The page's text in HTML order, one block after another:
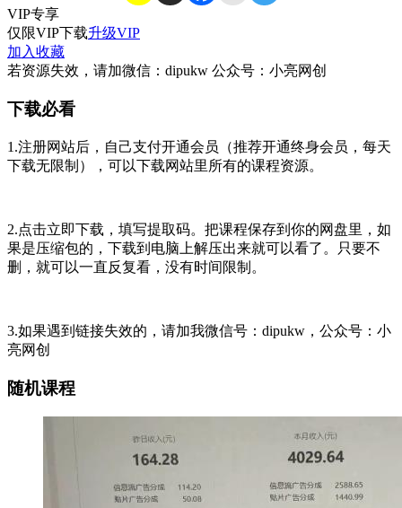
VIP专享
仅限VIP下载升级VIP
加入收藏
若资源失效，请加微信：dipukw 公众号：小亮网创
下载必看
1.注册网站后，自己支付开通会员（推荐开通终身会员，每天
下载无限制），可以下载网站里所有的课程资源。
2.点击立即下载，填写提取码。把课程保存到你的网盘里，如
果是压缩包的，下载到电脑上解压出来就可以看了。只要不
删，就可以一直反复看，没有时间限制。
3.如果遇到链接失效的，请加我微信号：dipukw，公众号：小
亮网创
随机课程